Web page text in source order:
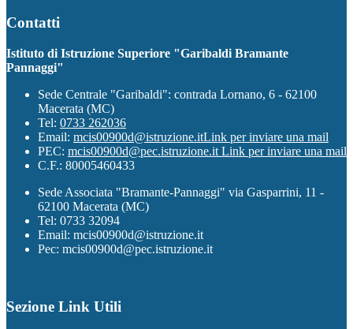
Contatti
Istituto di Istruzione Superiore "Garibaldi Bramante
Pannaggi"
Sede Centrale "Garibaldi": contrada Lornano, 6 - 62100
Macerata (MC)
Tel: 0733 262036
Email: mcis00900d@istruzione.itLink per inviare una mail
PEC: mcis00900d@pec.istruzione.it Link per inviare una mail
C.F.: 80005460433
Sede Associata "Bramante-Pannaggi" via Gasparrini, 11 -
62100 Macerata (MC)
Tel: 0733 32094
Email: mcis00900d@istruzione.it
Pec: mcis00900d@pec.istruzione.it
Sezione Link Utili